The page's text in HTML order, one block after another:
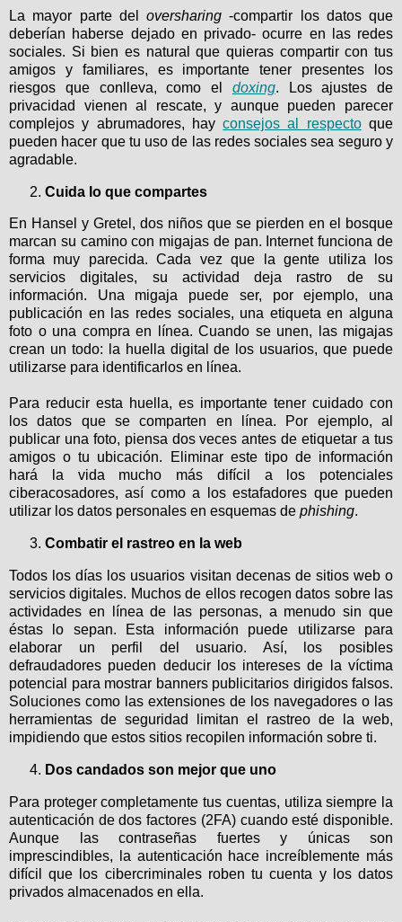
La mayor parte del oversharing -compartir los datos que
deberían haberse dejado en privado- ocurre en las redes
sociales. Si bien es natural que quieras compartir con tus
amigos y familiares, es importante tener presentes los
riesgos que conlleva, como el doxing. Los ajustes de
privacidad vienen al rescate, y aunque pueden parecer
complejos y abrumadores, hayconsejos al respectoque
pueden hacer que tu uso de las redes sociales sea seguro y
agradable.
Cuida lo que compartes
En Hansel y Gretel, dos niños que se pierden en el bosque
marcan su camino con migajas de pan. Internet funciona de
forma muy parecida. Cada vez que la gente utiliza los
servicios digitales, su actividad deja rastro de su
información. Una migaja puede ser, por ejemplo, una
publicación en las redes sociales, una etiqueta en alguna
foto o una compra en línea. Cuando se unen, las migajas
crean un todo: la huella digital de los usuarios, que puede
utilizarse para identificarlos en línea.
Para reducir esta huella, es importante tener cuidado con
los datos que se comparten en línea. Por ejemplo, al
publicar una foto, piensa dos veces antes de etiquetar a tus
amigos o tu ubicación. Eliminar este tipo de información
hará la vida mucho más difícil a los potenciales
ciberacosadores, así como a los estafadores que pueden
utilizar los datos personales en esquemas de phishing.
Combatir el rastreo en la web
Todos los días los usuarios visitan decenas de sitios web o
servicios digitales. Muchos de ellos recogen datos sobre las
actividades en línea de las personas, a menudo sin que
éstas lo sepan. Esta información puede utilizarse para
elaborar un perfil del usuario. Así, los posibles
defraudadores pueden deducir los intereses de la víctima
potencial para mostrar banners publicitarios dirigidos falsos.
Soluciones como las extensiones de los navegadores o las
herramientas de seguridad limitan el rastreo de la web,
impidiendo que estos sitios recopilen información sobre ti.
Dos candados son mejor que uno
Para proteger completamente tus cuentas, utiliza siempre la
autenticación de dos factores (2FA) cuando esté disponible.
Aunque las contraseñas fuertes y únicas son
imprescindibles, la autenticación hace increíblemente más
difícil que los cibercriminales roben tu cuenta y los datos
privados almacenados en ella.